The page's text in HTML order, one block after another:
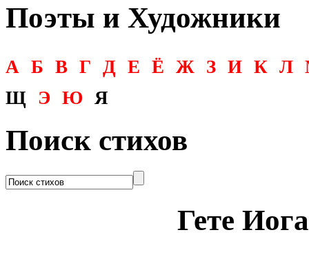
Поэты и Художники
А Б В Г Д Е Ё Ж З И К Л
Щ
Э Ю Я
Поиск стихов
Гете